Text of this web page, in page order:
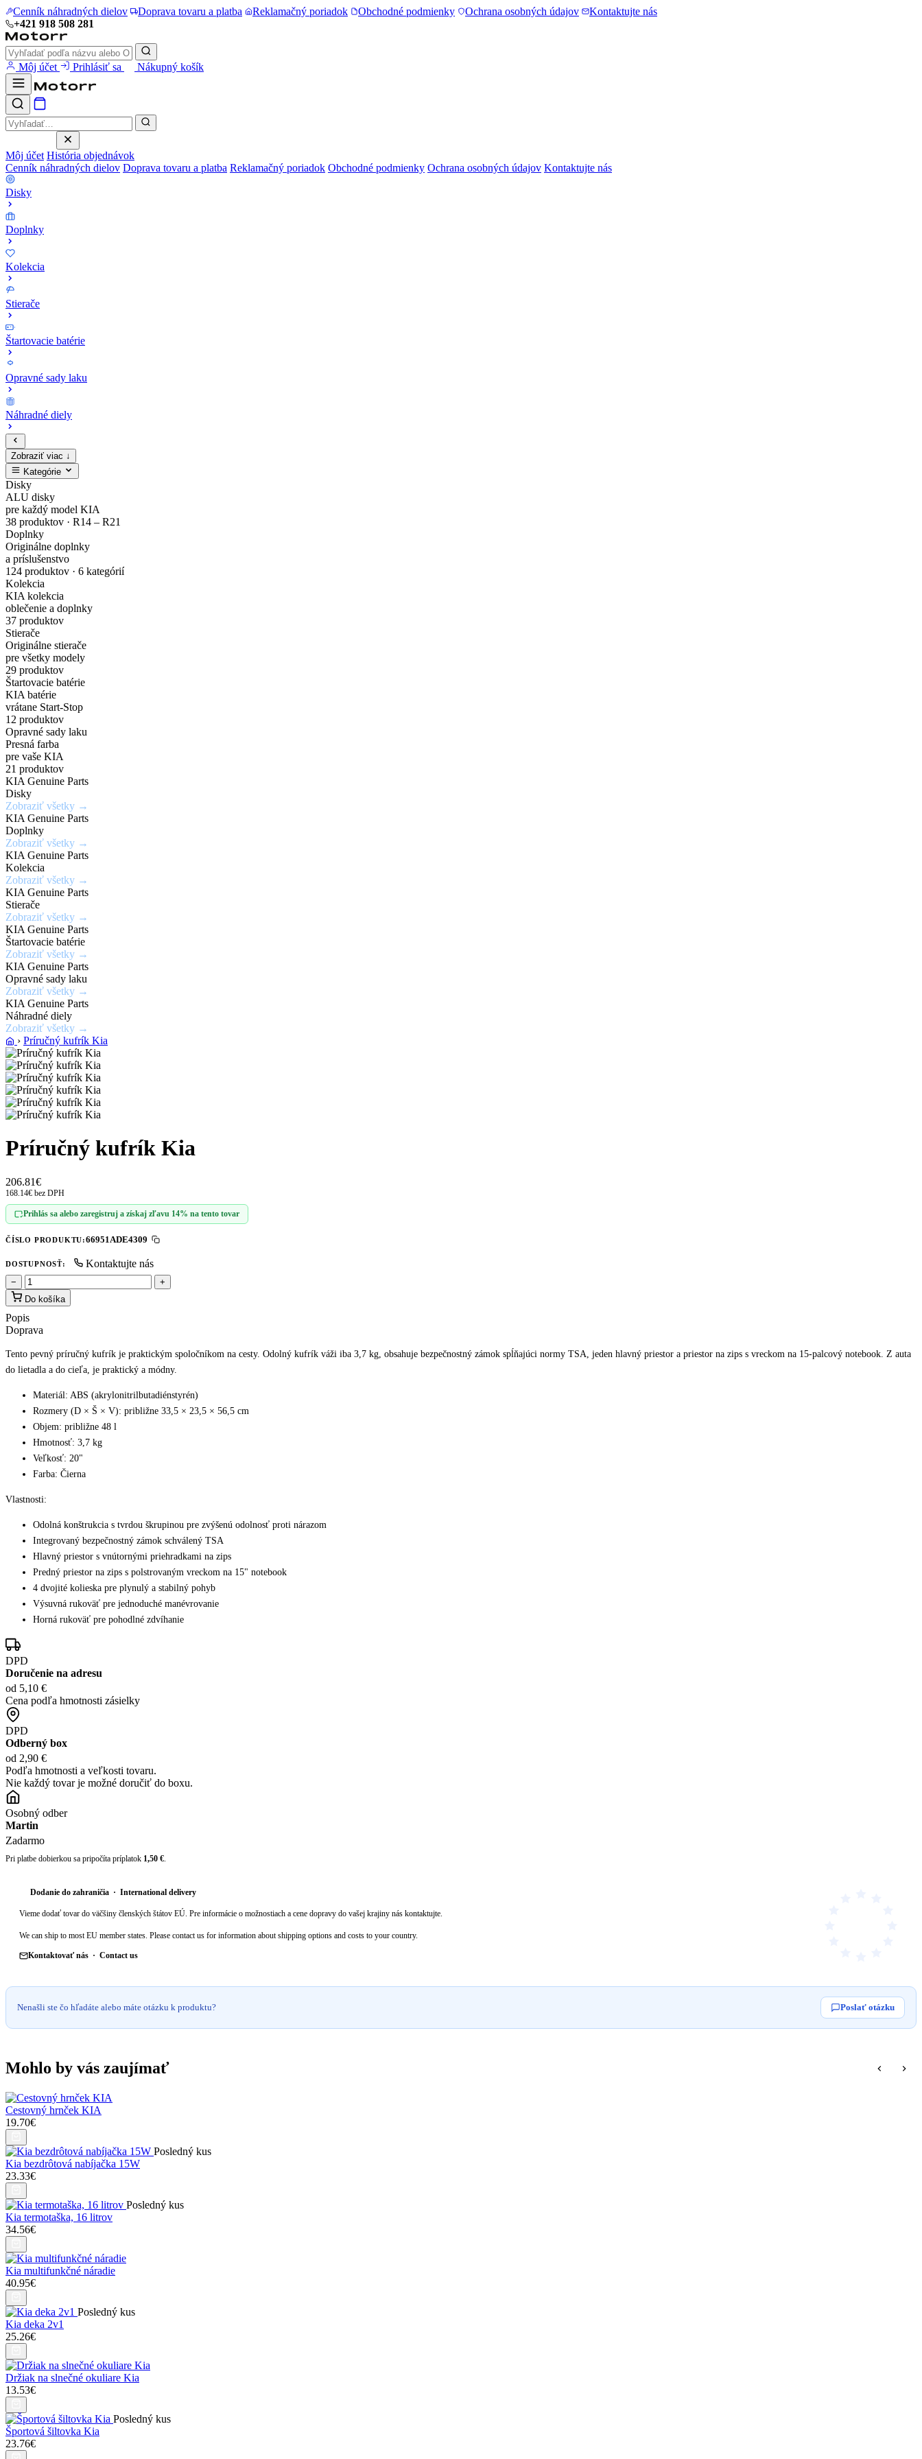
Cenník náhradných dielov Doprava tovaru a platba Reklamačný poriadok Obchodné podmienky Ochrana osobných údajov
Kontaktujte nás
+421 918 508 281
Môj účet Prihlásiť sa Nákupný košík
Môj účet História objednávok
Cenník náhradných dielov Doprava tovaru a platba Reklamačný poriadok Obchodné podmienky Ochrana osobných údajov Kontaktujte nás
Disky
Doplnky
Kolekcia
Stierače
Štartovacie batérie
Opravné sady laku
Náhradné diely
Zobraziť viac ↓
Kategórie
Zaregistruj
sa
a
nakupuj
originálne
príslušenstvo
za
výhodné
ceny
Získaj
výhody,
ktoré
inde
nedostaneš
Zaregistrovať
sa
Kompletný
cenník
originálnych
náhradných
dielov
Zadajte
originálne
číslo
dielu
a
zistite
aktuálnu
cenu
a
dostupnosť
Vyhľadať
diel
EV4
Zliatinový
disk
Gisa
Bicolour
7,5Jx19H2
/
5x114,3mm
/
ET52
Kúpiť
teraz
MODE3
Nabíjacie
káble
pre
elektrické
a
PHEV
vozidlá
Mimoriadne
odolné
voči
krúteniu
alebo
ohýbaniu
Zobraziť
ponuku
Sada
bezpečnostných
matíc
Dark
Chrome
Chráň
svoje
kolesá
s
istotou
a
eleganciou
Kúpiť
teraz
Opravné
sady
laku
karosérie
v
širokej
škále
odtieňov
Ideálne
riešenie
pre
rýchle
a
jednoduché
opravy
drobných
poškodení
laku
karosérie
Zobraziť
ponuku
Disky
ALU disky
pre každý model KIA
38 produktov · R14 – R21
Doplnky
Originálne doplnky
a príslušenstvo
124 produktov · 6 kategórií
Kolekcia
KIA kolekcia
oblečenie a doplnky
37 produktov
Stierače
Originálne stierače
pre všetky modely
29 produktov
Štartovacie batérie
KIA batérie
vrátane Start-Stop
12 produktov
Opravné sady laku
Presná farba
pre vaše KIA
21 produktov
KIA Genuine Parts
Disky
Zobraziť všetky →
KIA Genuine Parts
Doplnky
Zobraziť všetky →
KIA Genuine Parts
Kolekcia
Zobraziť všetky →
KIA Genuine Parts
Stierače
Zobraziť všetky →
KIA Genuine Parts
Štartovacie batérie
Zobraziť všetky →
KIA Genuine Parts
Opravné sady laku
Zobraziť všetky →
KIA Genuine Parts
Náhradné diely
Zobraziť všetky →
› Príručný kufrík Kia
Príručný kufrík Kia
206.81€
168.14€ bez DPH
Prihlás sa alebo zaregistruj a získaj zľavu 14% na tento tovar
ČÍSLO PRODUKTU:66951ADE4309
DOSTUPNOSŤ: Kontaktujte nás
−
+
Do košíka
Popis
Doprava
Tento pevný príručný kufrík je praktickým spoločníkom na cesty. Odolný kufrík váži iba 3,7 kg, obsahuje bezpečnostný zámok spĺňajúci normy TSA, jeden hlavný priestor a priestor na zips s vreckom na 15-palcový notebook. Z auta
do lietadla a do cieľa, je praktický a módny.
Materiál: ABS (akrylonitrilbutadiénstyrén)
Rozmery (D × Š × V): približne 33,5 × 23,5 × 56,5 cm
Objem: približne 48 l
Hmotnosť: 3,7 kg
Veľkosť: 20"
Farba: Čierna
Vlastnosti:
Odolná konštrukcia s tvrdou škrupinou pre zvýšenú odolnosť proti nárazom
Integrovaný bezpečnostný zámok schválený TSA
Hlavný priestor s vnútornými priehradkami na zips
Predný priestor na zips s polstrovaným vreckom na 15" notebook
4 dvojité kolieska pre plynulý a stabilný pohyb
Výsuvná rukoväť pre jednoduché manévrovanie
Horná rukoväť pre pohodlné zdvíhanie
DPD
Doručenie na adresu
od 5,10 €
Cena podľa hmotnosti zásielky
DPD
Odberný box
od 2,90 €
Podľa hmotnosti a veľkosti tovaru.
Nie každý tovar je možné doručiť do boxu.
Osobný odber
Martin
Zadarmo
Pri platbe dobierkou sa pripočíta príplatok 1,50 €.
Dodanie do zahraničia · International delivery
Vieme dodať tovar do väčšiny členských štátov EÚ. Pre informácie o možnostiach a cene dopravy do vašej krajiny nás kontaktujte.
We can ship to most EU member states. Please contact us for information about shipping options and costs to your country.
Kontaktovať nás · Contact us
Nenašli ste čo hľadáte alebo máte otázku k produktu? Poslať otázku
Mohlo by vás zaujímať
Cestovný hrnček KIA
19.70€
Posledný kus
Kia bezdrôtová nabíjačka 15W
23.33€
Posledný kus
Kia termotaška, 16 litrov
34.56€
Kia multifunkčné náradie
40.95€
Posledný kus
Kia deka 2v1
25.26€
Držiak na slnečné okuliare Kia
13.53€
Posledný kus
Športová šiltovka Kia
23.76€